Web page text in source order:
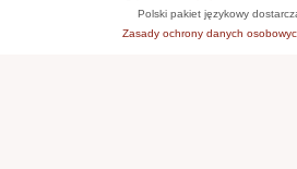
Polski pakiet językowy
Zasady ochrony danych